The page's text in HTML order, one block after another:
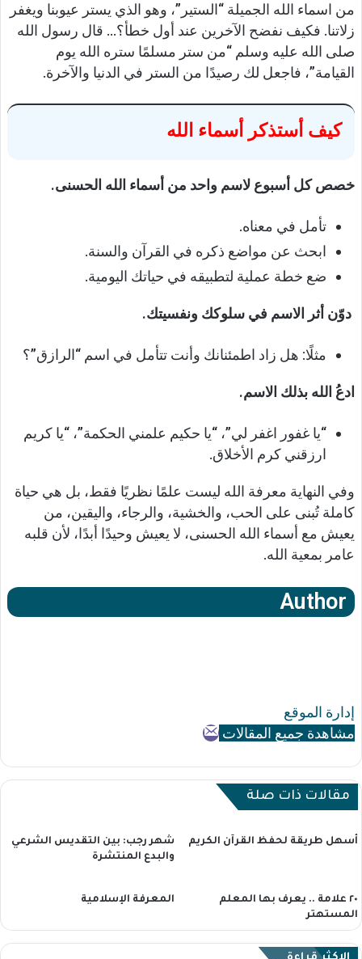
من اسماء الله الجميلة “الستير”، وهو الذي يستر عيوبنا ويغفر
زلاتنا. فكيف نفضح الآخرين عند أول خطأ؟… قال رسول الله
صلى الله عليه وسلم “من ستر مسلمًا ستره الله يوم
القيامة”، فاجعل لك رصيدًا من الستر في الدنيا والآخرة.
كيف أستذكر أسماء الله
خصص كل أسبوع لاسم واحد من أسماء الله الحسنى.
تأمل في معناه.
ابحث عن مواضع ذكره في القرآن والسنة.
ضع خطة عملية لتطبيقه في حياتك اليومية.
دوّن أثر الاسم في سلوكك ونفسيتك.
مثلًا: هل زاد اطمئنانك وأنت تتأمل في اسم “الرازق”؟
ادعُ الله بذلك الاسم.
“يا غفور اغفر لي”، “يا حكيم علمني الحكمة”، “يا كريم
ارزقني كرم الأخلاق.
وفي النهاية معرفة الله ليست علمًا نظريًا فقط، بل هي حياة
كاملة تُبنى على الحب، والخشية، والرجاء، واليقين، من
يعيش مع أسماء الله الحسنى، لا يعيش وحيدًا أبدًا، لأن قلبه
عامر بمعية الله.
Author
إدارة الموقع
مشاهدة جميع المقالات
مقالات ذات صلة
أسهل طريقة لحفظ القرآن الكريم
شهر رجب: بين التقديس الشرعي
والبدع المنتشرة
٢٠ علامة .. يعرف بها المعلم
المستهتر
المعرفة الإسلامية